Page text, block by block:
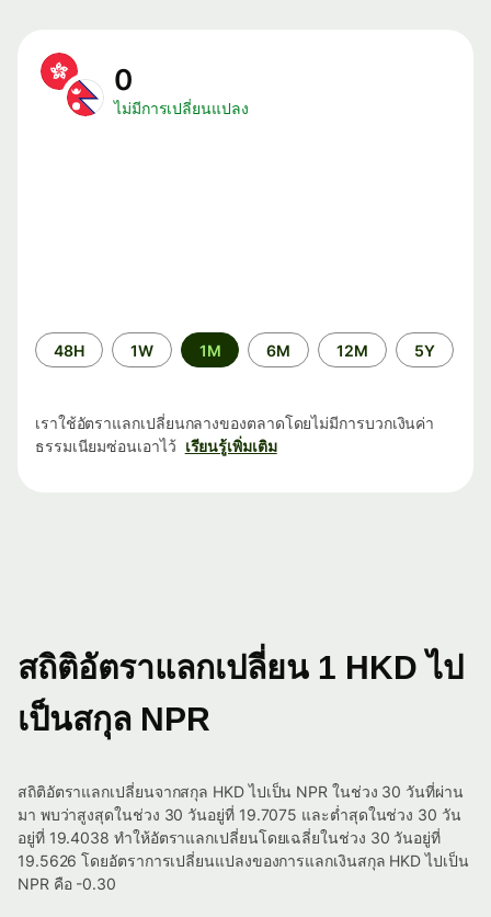
0
ไม่มีการเปลี่ยนแปลง
ระยะ
เวลา
48H 1W 1M 6M 12M 5Y
เราใช้อัตราแลกเปลี่ยนกลางของตลาดโดยไม่มีการบวกเงินค่า
ธรรมเนียมซ่อนเอาไว้ เรียนรู้เพิ่มเติม
สถิติอัตราแลกเปลี่ยน 1 HKD ไป
เป็นสกุล NPR
สถิติอัตราแลกเปลี่ยนจากสกุล HKD ไปเป็น NPR ในช่วง 30 วันที่ผ่าน
มา พบว่าสูงสุดในช่วง 30 วันอยู่ที่ 19.7075 และต่ำสุดในช่วง 30 วัน
อยู่ที่ 19.4038 ทำให้อัตราแลกเปลี่ยนโดยเฉลี่ยในช่วง 30 วันอยู่ที่
19.5626 โดยอัตราการเปลี่ยนแปลงของการแลกเงินสกุล HKD ไปเป็น
NPR คือ -0.30